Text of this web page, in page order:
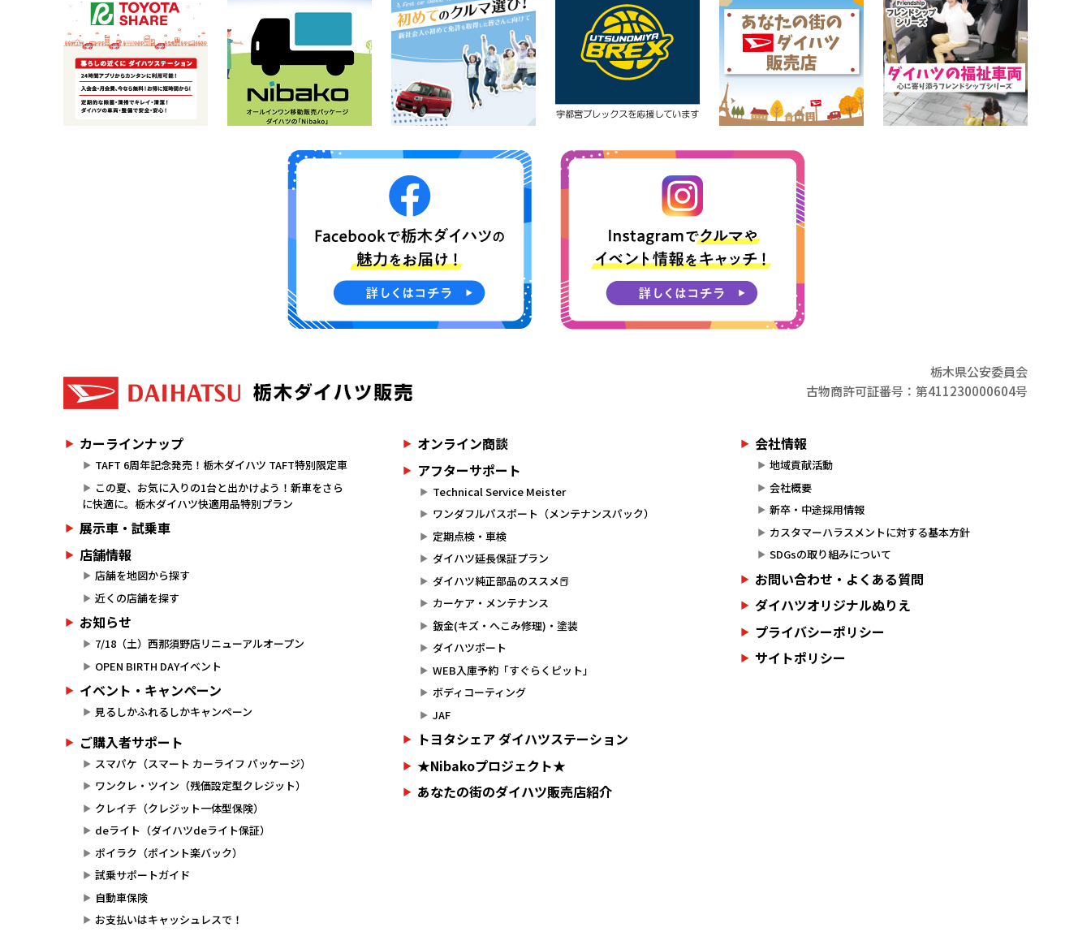
栃木県公安委員会
古物商許可証番号：第411230000604号
カーラインナップ
TAFT 6周年記念発売！栃木ダイハツ TAFT特別限定車
この夏、お気に入りの1台と出かけよう！新車をさら
に快適に。栃木ダイハツ快適用品特別プラン
展示車・試乗車
店舗情報
店舗を地図から探す
近くの店舗を探す
お知らせ
7/18（土）西那須野店リニューアルオープン
OPEN BIRTH DAYイベント
イベント・キャンペーン
見るしかふれるしかキャンペーン
ご購入者サポート
スマパケ（スマート カーライフ パッケージ）
ワンクレ・ツイン（残価設定型クレジット）
クレイチ（クレジット一体型保険）
deライト（ダイハツdeライト保証）
ポイラク（ポイント楽バック）
試乗サポートガイド
自動車保険
お支払いはキャッシュレスで！
オンライン商談
アフターサポート
Technical Service Meister
ワンダフルパスポート（メンテナンスパック）
定期点検・車検
ダイハツ延長保証プラン
ダイハツ純正部品のススメ📕
カーケア・メンテナンス
鈑金(キズ・へこみ修理)・塗装
ダイハツポート
WEB入庫予約「すぐらくピット」
ボディコーティング
JAF
トヨタシェア ダイハツステーション
★Nibakoプロジェクト★
あなたの街のダイハツ販売店紹介
会社情報
地域貢献活動
会社概要
新卒・中途採用情報
カスタマーハラスメントに対する基本方針
SDGsの取り組みについて
お問い合わせ・よくある質問
ダイハツオリジナルぬりえ
プライバシーポリシー
サイトポリシー